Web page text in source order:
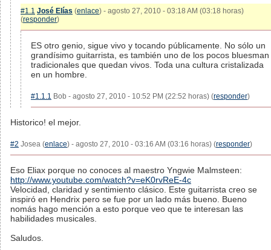
#1.1 José Elías (enlace) - agosto 27, 2010 - 03:18 AM (03:18 horas)
(responder)
ES otro genio, sigue vivo y tocando públicamente. No sólo un
grandísimo guitarrista, es también uno de los pocos bluesman
tradicionales que quedan vivos. Toda una cultura cristalizada
en un hombre.
#1.1.1 Bob - agosto 27, 2010 - 10:52 PM (22:52 horas) (responder)
Historico! el mejor.
#2 Josea (enlace) - agosto 27, 2010 - 03:16 AM (03:16 horas) (responder)
Eso Eliax porque no conoces al maestro Yngwie Malmsteen:
http://www.youtube.com/watch?v=eK0rvReE-4c
Velocidad, claridad y sentimiento clásico. Este guitarrista creo se
inspiró en Hendrix pero se fue por un lado más bueno. Bueno
nomás hago mención a esto porque veo que te interesan las
habilidades musicales.
Saludos.